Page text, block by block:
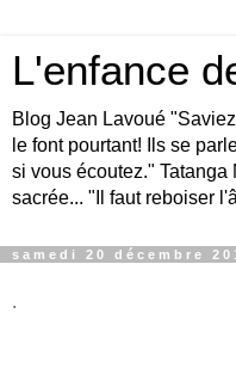
L'enfance
Blog Jean Lavoué
le font pourtant! Ils se
si vous écoutez."
sacrée... "Il faut reboiser
samedi 20 décembre
.